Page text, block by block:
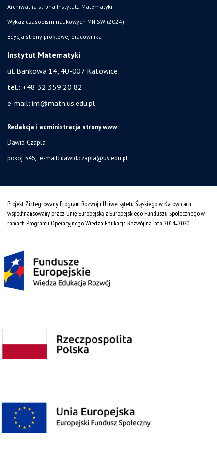
Archiwalna strona Instytutu Matematyki
Wykaz czasopism naukowych MNiSW (2024)
Edycja strony profilowej pracownika
Instytut Matematyki
ul. Bankowa 14, 40-007 Katowice
tel.: +48 32 359 20 82
e-mail: im@math.us.edu.pl
Redakcja i administracja strony www:
Dawid Czapla
pokój 546, e-mail: dawid.czapla@us.edu.pl
Projekt Zintegrowany Program Rozwoju Uniwersytetu Śląskiego w Katowicach
współfinansowany przez Unię Europejską z Europejskiego Funduszu Społecznego w
ramach Programu Operacyjnego Wiedza Edukacja Rozwój na lata 2014˗2020.